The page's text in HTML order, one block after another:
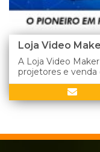
Loja Video
A Loja Video
projetores e venda